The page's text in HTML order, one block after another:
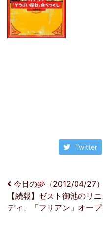
Twitter
投稿ナビゲ
今日の夢（2012/04/27）
【続報】ゼスト御池のリ
ディ」「フリアン」オー